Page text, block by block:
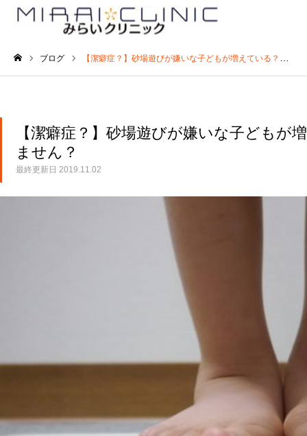
ブログ 【潔癖症？】砂場遊びが嫌いな子どもが増えている？原因は原始反射かもしれません？
【潔癖症？】砂場遊びが嫌いな子どもが
ません？
最終更新日 2019.11.02